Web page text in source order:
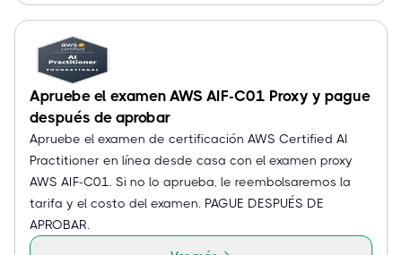
Apruebe el examen AWS AIF-C01 Proxy y pague
después de aprobar
Apruebe el examen de certificación AWS Certified AI
Practitioner en línea desde casa con el examen proxy
AWS AIF-C01. Si no lo aprueba, le reembolsaremos la
tarifa y el costo del examen. PAGUE DESPUÉS DE
APROBAR.